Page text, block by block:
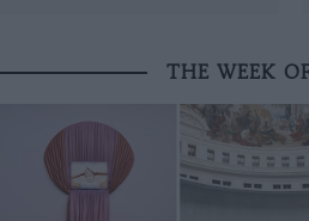
THE WEEK